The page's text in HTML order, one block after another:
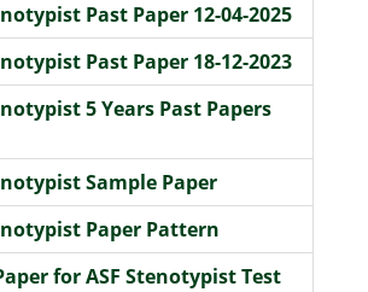
Past Paper 12-04-2025
Past Paper 18-12-2023
5 Years Past Papers
Sample Paper
Paper Pattern
for ASF Stenotypist Test